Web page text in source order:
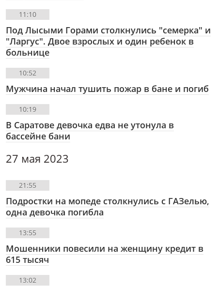
11:10
Под Лысыми Горами столкнулись "семерка" и
"Ларгус". Двое взрослых и один ребенок в
больнице
10:52
Мужчина начал тушить пожар в бане и погиб
10:19
В Саратове девочка едва не утонула в
бассейне бани
27 мая 2023
21:55
Подростки на мопеде столкнулись с ГАЗелью,
одна девочка погибла
13:55
Мошенники повесили на женщину кредит в
615 тысяч
13:02